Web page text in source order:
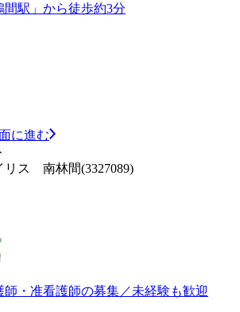
駅」から徒歩約3分
に進む
リス 南林間(3327089)
師・准看護師の募集／未経験も歓迎